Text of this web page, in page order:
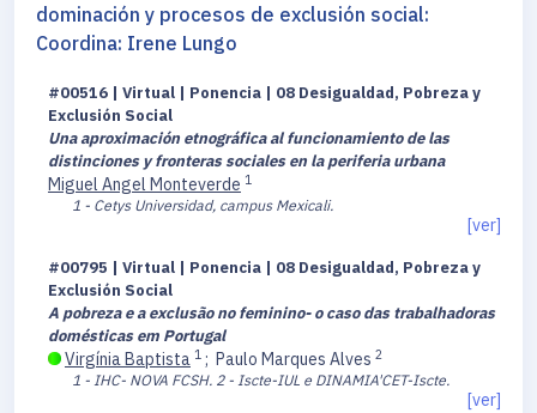
dominación y procesos de exclusión social:
Coordina: Irene Lungo
#00516 | Virtual | Ponencia | 08 Desigualdad, Pobreza y
Exclusión Social
Una aproximación etnográfica al funcionamiento de las
distinciones y fronteras sociales en la periferia urbana
Miguel Angel Monteverde 1
1 - Cetys Universidad, campus Mexicali.
[ver]
#00795 | Virtual | Ponencia | 08 Desigualdad, Pobreza y
Exclusión Social
A pobreza e a exclusão no feminino- o caso das trabalhadoras
domésticas em Portugal
Virgínia Baptista 1 ; Paulo Marques Alves 2
1 - IHC- NOVA FCSH. 2 - Iscte-IUL e DINAMIA'CET-Iscte.
[ver]